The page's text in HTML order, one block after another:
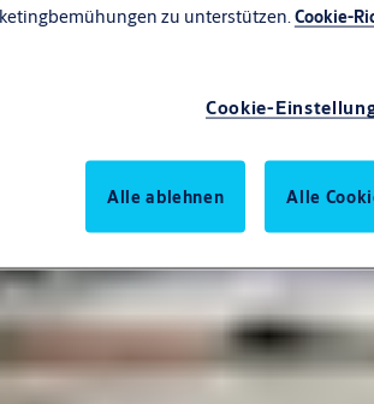
zu unterstützen. Cookie-
Cookie-
Alle ablehnen Alle